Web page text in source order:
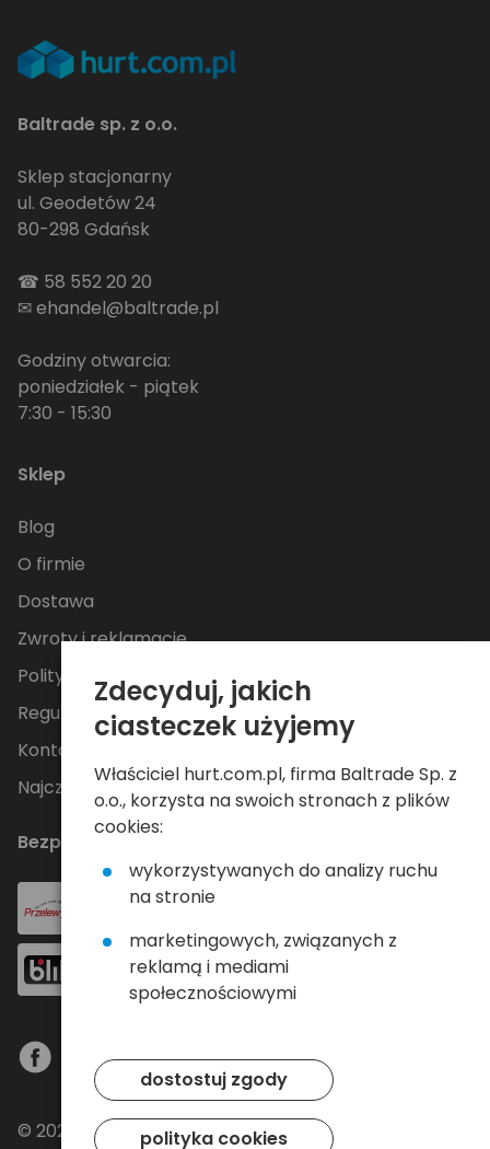
Baltrade sp. z o.o.
Sklep stacjonarny
ul. Geodetów 24
80-298 Gdańsk
☎ 58 552 20 20
✉ehandel@baltrade.pl
Godziny otwarcia:
poniedziałek - piątek
7:30 - 15:30
Sklep
Blog
O firmie
Dostawa
Zwroty i reklamacje
Polityka Prywatności
Regulamin
Kontakt
Najczęściej zadawane pytania
Bezpieczne płatności
© 2024 Baltrade sp. z o.o. - Wszelkie prawa
Zdecyduj, jakich
ciasteczek użyjemy
Właściciel hurt.com.pl, firma Baltrade Sp. z
o.o., korzysta na swoich stronach z plików
cookies:
wykorzystywanych do analizy ruchu
na stronie
marketingowych, związanych z
reklamą i mediami
społecznościowymi
dostostuj zgody
polityka cookies